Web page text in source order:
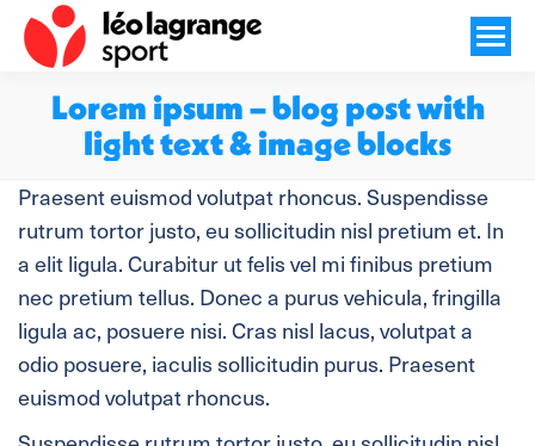
Lorem ipsum – blog post with
light text & image blocks
Praesent euismod volutpat rhoncus. Suspendisse
rutrum tortor justo, eu sollicitudin nisl pretium et. In
a elit ligula. Curabitur ut felis vel mi finibus pretium
nec pretium tellus. Donec a purus vehicula, fringilla
ligula ac, posuere nisi. Cras nisl lacus, volutpat a
odio posuere, iaculis sollicitudin purus. Praesent
euismod volutpat rhoncus.